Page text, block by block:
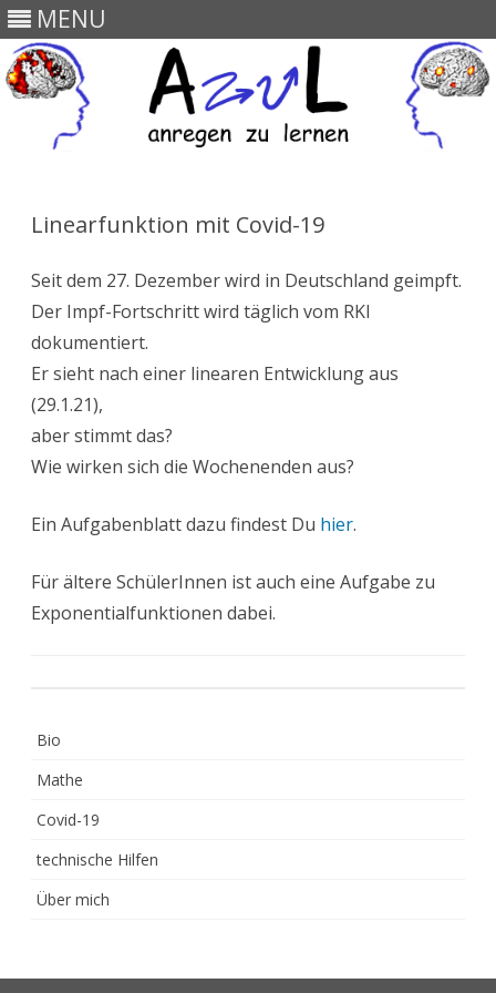
MENU
Linearfunktion mit Covid-19
Seit dem 27. Dezember wird in Deutschland geimpft.
Der Impf-Fortschritt wird täglich vom RKI
dokumentiert.
Er sieht nach einer linearen Entwicklung aus
(29.1.21),
aber stimmt das?
Wie wirken sich die Wochenenden aus?
Ein Aufgabenblatt dazu findest Du hier.
Für ältere SchülerInnen ist auch eine Aufgabe zu
Exponentialfunktionen dabei.
Bio
Mathe
Covid-19
technische Hilfen
Über mich